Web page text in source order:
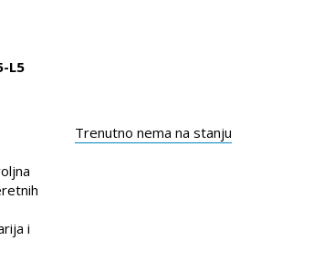
L5
i
Trenutno nema na stanju